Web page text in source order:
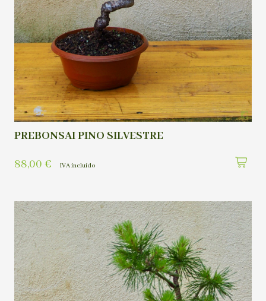
PREBONSAI PINO SILVESTRE
88,00 € IVA incluído